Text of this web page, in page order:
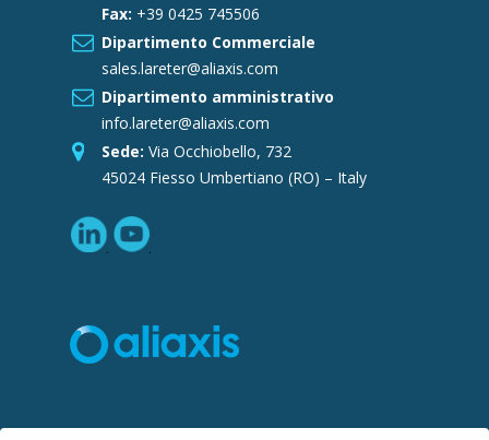
Fax: +39 0425 745506
Dipartimento Commerciale
sales.lareter@aliaxis.com
Dipartimento amministrativo
info.lareter@aliaxis.com
Sede: Via Occhiobello, 732
45024 Fiesso Umbertiano (RO) – Italy